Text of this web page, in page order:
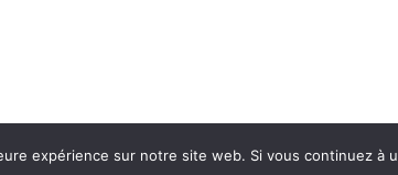
expérience sur notre site web. Si vous continuez